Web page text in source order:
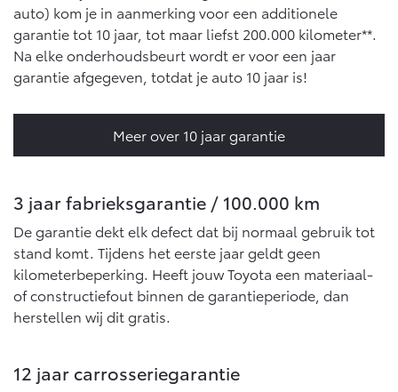
bZ4X
BATTERIJ-ELEKTRISCH
Vanaf € 39.995,-
bZ4X Touring
BATTERIJ-ELEKTRISCH
Vanaf € 48.995,-
Mirai
WATERSTOF-ELEKTRISCH
Proace City (excl. BTW)
OOK ALS BATTERIJ-
ELEKTRISCH
Connected check
Navigatie updates
auto) kom je in aanmerking voor een additionele
garantie tot 10 jaar, tot maar liefst 200.000 kilometer**.
Na elke onderhoudsbeurt wordt er voor een jaar
garantie afgegeven, totdat je auto 10 jaar is!
Meer over 10 jaar garantie
3 jaar fabrieksgarantie / 100.000 km
De garantie dekt elk defect dat bij normaal gebruik tot
stand komt. Tijdens het eerste jaar geldt geen
kilometerbeperking. Heeft jouw Toyota een materiaal-
of constructiefout binnen de garantieperiode, dan
herstellen wij dit gratis.
12 jaar carrosseriegarantie